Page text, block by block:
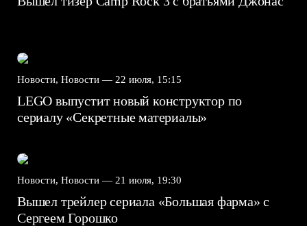
Новости, Новости — 22 июля, 15:15
LEGO выпустит новый конструктор по
сериалу «Секретные материалы»
Новости, Новости — 21 июля, 19:30
Вышел трейлер сериала «Большая фарма» с
Сергеем Горошко